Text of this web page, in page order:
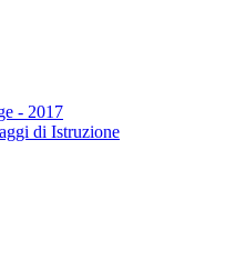
- 2017
di Istruzione